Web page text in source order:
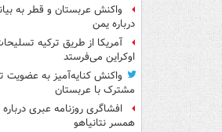
واکنش عربستان و قطر به
درباره یمن
آمریکا از طریق ترکیه
اوکراین می‌فرستد
واکنش کنایه‌آمیز به عضویت
مشترک با عربستان
افشاگری روزنامه عبری
همسر نتانیاهو